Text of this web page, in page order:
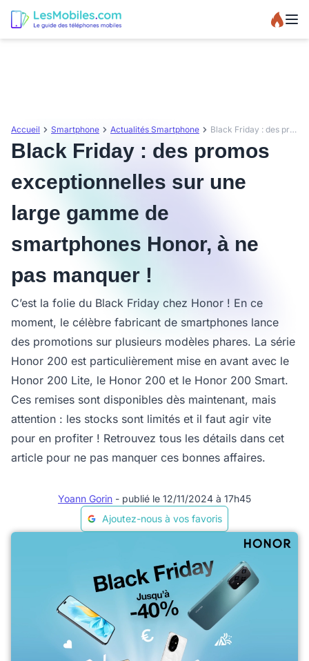
Accueil Smartphone Actualités Smartphone Black Friday : des promos exceptionnelles sur une large gamme de smartphones Honor, à ne pas manquer !
Black Friday : des promos
exceptionnelles sur une
large gamme de
smartphones Honor, à ne
pas manquer !
C’est la folie du Black Friday chez Honor ! En ce
moment, le célèbre fabricant de smartphones lance
des promotions sur plusieurs modèles phares. La série
Honor 200 est particulièrement mise en avant avec le
Honor 200 Lite, le Honor 200 et le Honor 200 Smart.
Ces remises sont disponibles dès maintenant, mais
attention : les stocks sont limités et il faut agir vite
pour en profiter ! Retrouvez tous les détails dans cet
article pour ne pas manquer ces bonnes affaires.
Yoann Gorin - publié le 12/11/2024 à 17h45
Ajoutez-nous à vos favoris